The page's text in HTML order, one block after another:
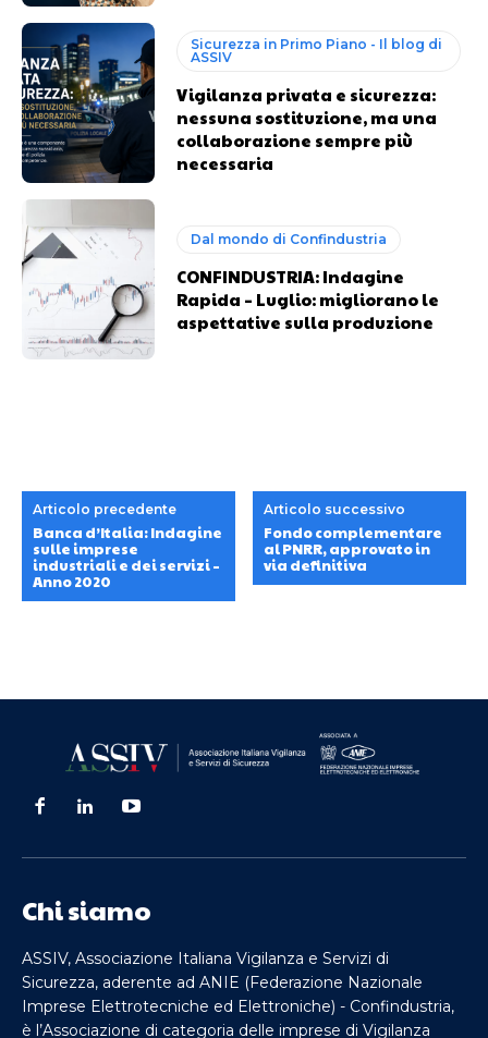
Sicurezza in Primo Piano - Il blog di
ASSIV
Vigilanza privata e sicurezza:
nessuna sostituzione, ma una
collaborazione sempre più
necessaria
Dal mondo di Confindustria
CONFINDUSTRIA: Indagine
Rapida – Luglio: migliorano le
aspettative sulla produzione
Articolo precedente
Banca d’Italia: Indagine
sulle imprese
industriali e dei servizi –
Anno 2020
Articolo successivo
Fondo complementare
al PNRR, approvato in
via definitiva
Chi siamo
ASSIV, Associazione Italiana Vigilanza e Servizi di
Sicurezza, aderente ad ANIE (Federazione Nazionale
Imprese Elettrotecniche ed Elettroniche) - Confindustria,
è l’Associazione di categoria delle imprese di Vigilanza